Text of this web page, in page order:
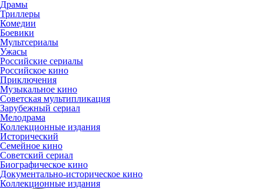
Драмы
Триллеры
Комедии
Боевики
Мультсериалы
Ужасы
Российские сериалы
Российское кино
Приключения
Музыкальное кино
Советская мультипликация
Зарубежный сериал
Мелодрама
Коллекционные издания
Исторический
Семейное кино
Советский сериал
Биографическое кино
Документально-историческое кино
Коллекционные издания